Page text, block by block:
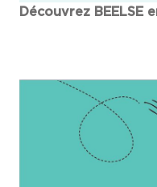
Découvrez BEELSE